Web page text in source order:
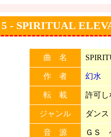
- SPIRITUAL
曲 名
作 者 幻水
転 載 許可し
ジャンル ダン
音 源 ＧＳ